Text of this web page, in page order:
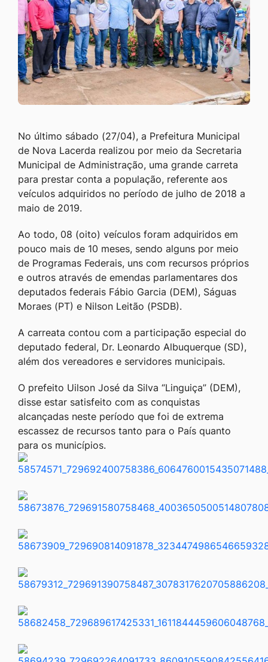
[alt+4]
No último sábado (27/04), a Prefeitura Municipal
de Nova Lacerda realizou por meio da Secretaria
Municipal de Administração, uma grande carreta
para prestar conta a população, referente aos
veículos adquiridos no período de julho de 2018 a
maio de 2019.
Ao todo, 08 (oito) veículos foram adquiridos em
pouco mais de 10 meses, sendo alguns por meio
de Programas Federais, uns com recursos próprios
e outros através de emendas parlamentares dos
deputados federais Fábio Garcia (DEM), Ságuas
Moraes (PT) e Nilson Leitão (PSDB).
A carreata contou com a participação especial do
deputado federal, Dr. Leonardo Albuquerque (SD),
além dos vereadores e servidores municipais.
O prefeito Uilson José da Silva “Linguiça” (DEM),
disse estar satisfeito com as conquistas
alcançadas neste período que foi de extrema
escassez de recursos tanto para o País quanto
para os municípios.